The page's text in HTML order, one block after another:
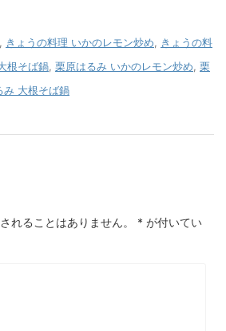
きょうの料理 いかのレモン炒め
きょうの料
根そば鍋 栗原はるみ いかのレモン炒め 栗
み 大根そば鍋
れることはありません。 * が付いてい